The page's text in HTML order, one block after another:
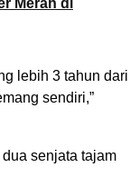
Merah di
lebih 3 tahun dari
sendiri,”
senjata tajam